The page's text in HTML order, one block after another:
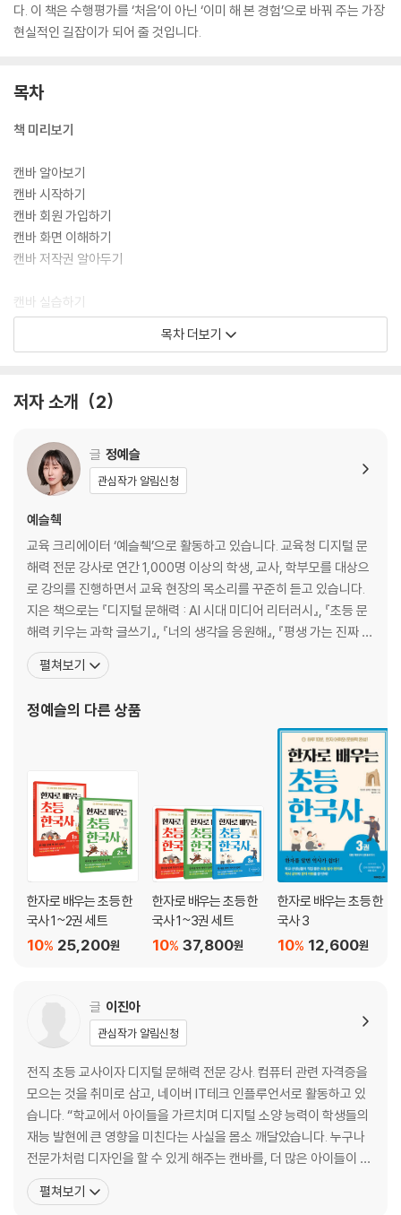
다. 이 책은 수행평가를 ‘처음’이 아닌 ‘이미 해 본 경험’으로 바꿔 주는 가장
현실적인 길잡이가 되어 줄 것입니다.
목차
책 미리보기
캔바 알아보기
캔바 시작하기
캔바 회원 가입하기
캔바 화면 이해하기
캔바 저작권 알아두기
캔바 실습하기
Day 1. 마음을 전하는 생일 초대장 [3학년 창제]
도전! 미션 해결! 크리스마스 초대장을 만들어볼까요?
도전! 미션 해결! 좋아하는 동물이나 식물을 소개해 볼까요?
Day 3. 시간의 흐름에 따른 가족연표 [3학년 사회]
도전! 미션 해결! 아빠나 엄마의 연표를 만들어볼까요?
Day 4. 오늘의 추천 도서 카드뉴스 [4학년 국어]
도전! 미션 해결! 영화 추천 카드뉴스를 만들어볼까요?
Day 5. 지역 중심지 답사 보고서 [4학년 사회]
도전! 미션 해결! 독서 KWL 차트를 만들어볼까요?
도전! 미션 해결! 우리 집 소식지를 만들어볼까요?
Day 7. 한 장으로 정리하는 역사 마인드맵 [5학년 역사]
도전! 미션 해결! 역사 인물 마인드맵을 만들어볼까요?
도전! 미션 해결! 주간 계획표를 만들어볼까요?
Day 9. 발명 보고서부터 탐구 보고서까지 [6학년 과학]
도전! 미션 해결! 탐구 보고서를 만들어볼까요?
Day 10. 활기가 넘치는 학급 브이로그 영상 [6학년 창제]
도전! 미션 해결! 나의 하루를 브이로그로 만들어볼까요?
Day12. 우리 가게 POP 메뉴 포스터 만들기 [4학년 사회]
요?
Day13. 알록달록 팝아트 전시회 [4학년 미술]
도전! 미션 해결! 가족사진으로 알록달록 팝아트 전시회를 열어볼까요?
Day14. 알고 먹자! 영양정보 분석표 [5학년 실과]
도전! 미션 해결! 좋아하는 아이스크림의 영양정보 분석표를 만들어볼까
목차 더보기
저자 소개 2
글 정예슬
관심작가 알림신청
예슬췍
교육 크리에이터 ‘예슬췍’으로 활동하고 있습니다. 교육청 디지털 문
해력 전문 강사로 연간 1,000명 이상의 학생, 교사, 학부모를 대상으
로 강의를 진행하면서 교육 현장의 목소리를 꾸준히 듣고 있습니다.
지은 책으로는 『디지털 문해력 : AI 시대 미디어 리터러시』, 『초등 문
해력 키우는 과학 글쓰기』, 『너의 생각을 응원해』, 『평생 가는 진짜 공
부』 등이 있습니다. ““학생이 캔바로 발표하고 싶다는데 제가 몰라서
못 하게 했어요”라는 어느 선생님의 고백과 “아이 수행평가에 큰 도
을 결심했습니다. 캔바의
펼쳐보기
정예슬의 다른 상품
한자로 배우는 초등 한
국사 1~2권 세트
25,200원
10%
한자로 배우는 초등 한
국사 1~3권 세트
37,800원
10%
한자로 배우는 초등 한
국사 3
12,600원
10%
글 이진아
관심작가 알림신청
전직 초등 교사이자 디지털 문해력 전문 강사. 컴퓨터 관련 자격증을
모으는 것을 취미로 삼고, 네이버 IT테크 인플루언서로 활동하고 있
습니다. “학교에서 아이들을 가르치며 디지털 소양 능력이 학생들의
재능 발현에 큰 영향을 미친다는 사실을 몸소 깨달았습니다. 누구나
전문가처럼 디자인을 할 수 있게 해주는 캔바를, 더 많은 아이들이 자
신의 생각을 표현하는 도구로 활용하길 바라는 마음으로 『3주 완성
초등 캔바』를 집필했습니다. 교육청 디지털 문해력 전문 강사로 활동
펼쳐보기